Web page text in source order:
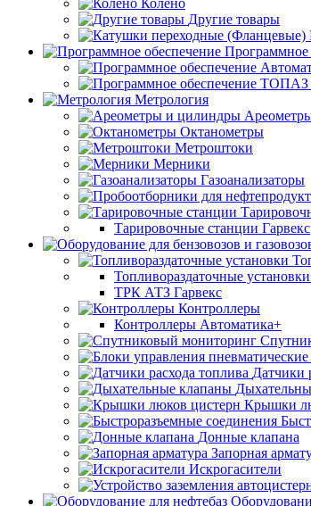
Колено
Другие товары
Программное
Метрология
Октанометры
Метроштоки
Мерники
Газоанализаторы
Тарировочные станции Гарвекс
Топливораздаточные
ТРК АТЗ Гарвекс
Контроллеры
Контроллеры Автоматика+
Датчики
Крышки
Донные клапана
Запорная
Искрогасители